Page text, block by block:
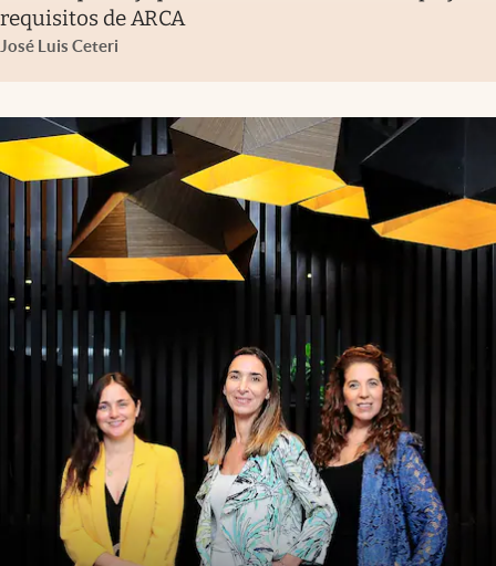
requisitos de ARCA
José Luis Ceteri